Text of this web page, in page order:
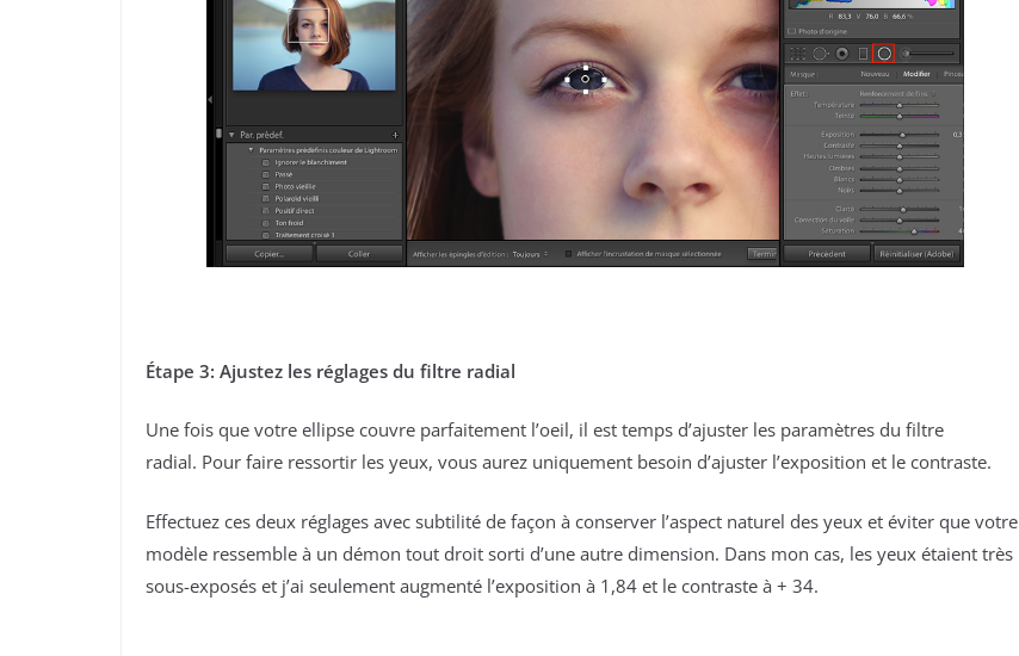
Étape 3: Ajustez les réglages du filtre radial
Une fois que votre ellipse couvre parfaitement l’oeil, il est temps d’ajuster les paramètres du filtre
radial. Pour faire ressortir les yeux, vous aurez uniquement besoin d’ajuster l’exposition et le contraste.
Effectuez ces deux réglages avec subtilité de façon à conserver l’aspect naturel des yeux et éviter que votre
modèle ressemble à un démon tout droit sorti d’une autre dimension. Dans mon cas, les yeux étaient très
sous-exposés et j’ai seulement augmenté l’exposition à 1,84 et le contraste à + 34.